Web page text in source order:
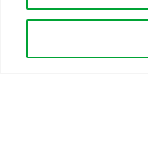
Áreas de trabajo